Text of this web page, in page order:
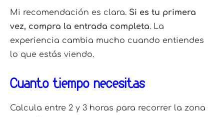
Mi recomendación es clara. Si es tu primera
vez, compra la entrada completa. La
experiencia cambia mucho cuando entiendes
lo que estás viendo.
Cuánto tiempo necesitas
Calcula entre 2 y 3 horas para recorrer la zona